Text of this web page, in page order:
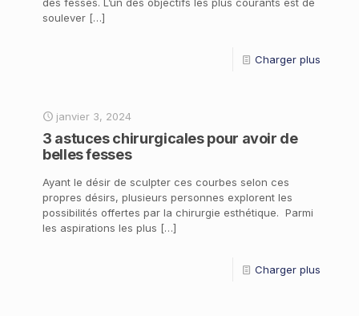
soulever […]
Charger plus
janvier 3, 2024
3 astuces chirurgicales pour avoir de
belles fesses
Ayant le désir de sculpter ces courbes selon ces
propres désirs, plusieurs personnes explorent les
possibilités offertes par la chirurgie esthétique. Parmi
les aspirations les plus […]
Charger plus